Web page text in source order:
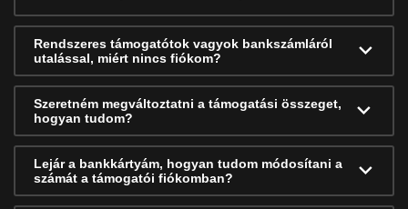
Rendszeres támogatótok vagyok bankszámláról
utalással, miért nincs fiókom?
Szeretném megváltoztatni a támogatási összeget,
hogyan tudom?
Lejár a bankkártyám, hogyan tudom módosítani a
számát a támogatói fiókomban?